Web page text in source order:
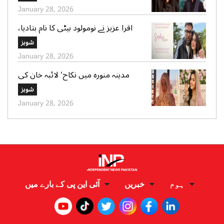
January 28, 2026
اقرا عزیز نے نومولود بیٹی کا نام بتادیا،
مداحوں کی مبارکباد
شوبز
January 28, 2026
مدینہ منورہ میں نکاح‘ لائبہ خان کی
دعائے خیر کی تصاویر بھی وائرل
شوبز
January 28, 2026
ہوم خبریں آئی این پی کے بارے میں